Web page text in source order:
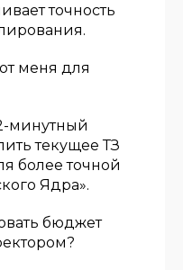
точность
меня для
минутный
текущее ТЗ
более точной
Ядра».
бюджет